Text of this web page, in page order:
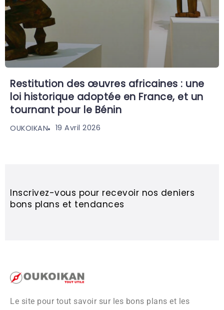
Restitution des œuvres africaines : une
loi historique adoptée en France, et un
tournant pour le Bénin
OUKOIKAN 19 Avril 2026
Inscrivez-vous pour recevoir nos deniers
bons plans et tendances
Le site pour tout savoir sur les bons plans et les